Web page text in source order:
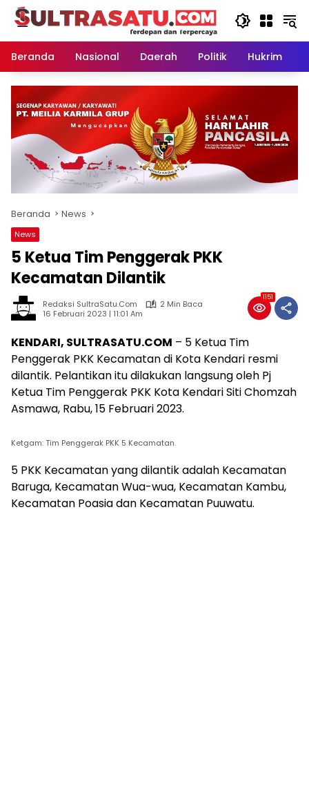
Langsung
Beranda
Nasional Daerah Politik Hukrim
Beranda News
News
5 Ketua Tim Penggerak PKK
Kecamatan Dilantik
Redaksi SultraSatu.Com
2 Min Baca
16 Februari 2023 | 11:01 Am
1151
KENDARI, SULTRASATU.COM – 5 Ketua Tim
Penggerak PKK Kecamatan di Kota Kendari resmi
dilantik. Pelantikan itu dilakukan langsung oleh Pj
Ketua Tim Penggerak PKK Kota Kendari Siti Chomzah
Asmawa, Rabu, 15 Februari 2023.
Ketgam: Tim Penggerak PKK 5 Kecamatan.
5 PKK Kecamatan yang dilantik adalah Kecamatan
Baruga, Kecamatan Wua-wua, Kecamatan Kambu,
Kecamatan Poasia dan Kecamatan Puuwatu.